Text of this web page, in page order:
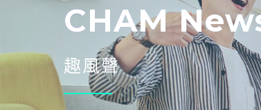
CHAM
趣風聲